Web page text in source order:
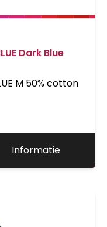
Dark Blue
M 50% cotton
Informatie